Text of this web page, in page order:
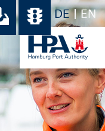
DE EN
Ihr Download-